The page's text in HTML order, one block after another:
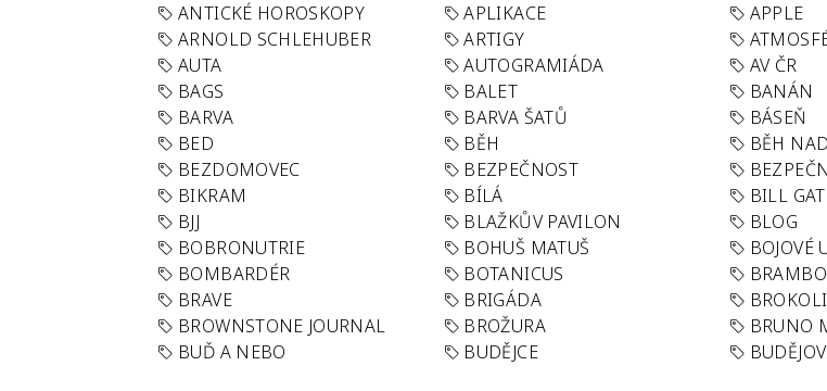
ANTICKÉ HOROSKOPY
APLIKACE APPLE
ARNOLD SCHLEHUBER
ARTIGY
AUTA
AUTOGRAMIÁDA AV ČR
BAGS
BALET BANÁN
BARVA
BARVA ŠATŮ BÁSEŇ
BED
BĚH BĚH
BEZDOMOVEC
BEZPEČNOST
BIKRAM
BÍLÁ BILL
BJJ
BLAŽKŮV PAVILON BLOG
BOBRONUTRIE
BOHUŠ MATUŠ BOJOVÉ
BOMBARDÉR
BOTANICUS
BRAVE
BRIGÁDA
BROWNSTONE JOURNAL
BROŽURA BRUNO
BUĎ A NEBO
BUDĚJCE